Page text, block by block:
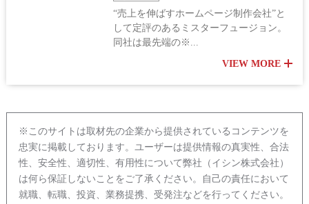
“売上を伸ばすホームページ制作会社”と
して定評のあるミスターフュージョン。
同社は最先端の※...
VIEW MORE
※このサイトは取材先の企業から提供されているコンテンツを
忠実に掲載しております。ユーザーは提供情報の真実性、合法
性、安全性、適切性、有用性について弊社（イシン株式会社）
は何ら保証しないことをご了承ください。自己の責任において
就職、転職、投資、業務提携、受発注などを行ってください。